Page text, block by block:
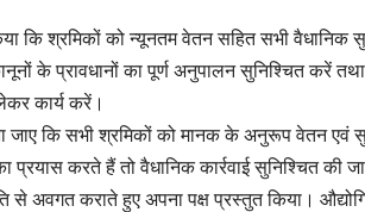
कि श्रमिकों को न्यूनतम वेतन सहित सभी वैधानिक
के प्रावधानों का पूर्ण अनुपालन सुनिश्चित करें तथा
कार्य करें।
जाए कि सभी श्रमिकों को मानक के अनुरूप वेतन एवं
प्रयास करते हैं तो वैधानिक कार्रवाई सुनिश्चित की
से अवगत कराते हुए अपना पक्ष प्रस्तुत किया।